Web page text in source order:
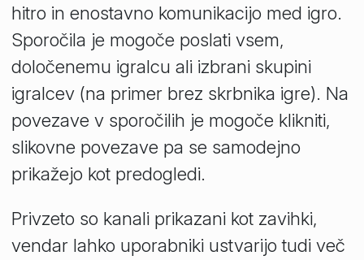
hitro in enostavno komunikacijo med igro.
Sporočila je mogoče poslati vsem,
določenemu igralcu ali izbrani skupini
igralcev (na primer brez skrbnika igre). Na
povezave v sporočilih je mogoče klikniti,
slikovne povezave pa se samodejno
prikažejo kot predogledi.
Privzeto so kanali prikazani kot zavihki,
vendar lahko uporabniki ustvarijo tudi več